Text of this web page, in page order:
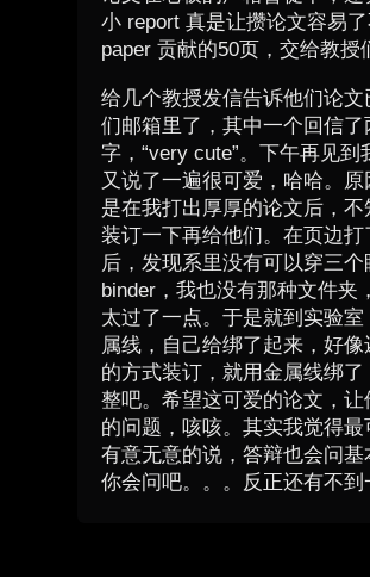
小 report 真是让攒论文容易
paper 贡献的50页，交给教
给几个教授发信告诉他们论文
们邮箱里了，其中一个回信了
字，“very cute”。下午再见到
又说了一遍很可爱，哈哈。
是在我打出厚厚的论文后，
装订一下再给他们。在页边打
后，发现系里没有可以穿三个
binder，我也没有那种文件夹
太过了一点。于是就到实验
属线，自己给绑了起来，好
的方式装订，就用金属线绑
整吧。希望这可爱的论文，
的问题，咳咳。其实我觉得
有意无意的说，答辩也会问
你会问吧。。。反正还有不到